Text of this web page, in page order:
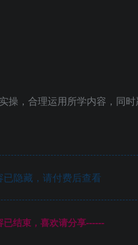
，合理运用所学内容，同
已隐藏，请付费后查看
已结束，喜欢请分享------